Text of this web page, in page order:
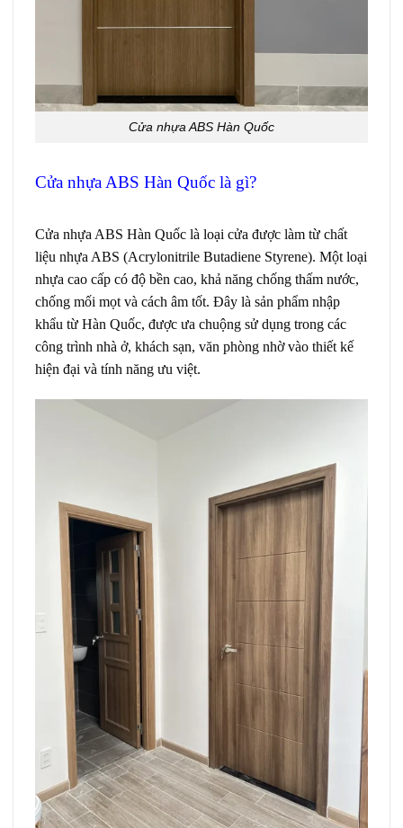
Cửa nhựa ABS Hàn Quốc
Cửa nhựa ABS Hàn Quốc là gì?
Cửa nhựa ABS Hàn Quốc là loại cửa được làm từ chất
liệu nhựa ABS (Acrylonitrile Butadiene Styrene). Một loại
nhựa cao cấp có độ bền cao, khả năng chống thấm nước,
chống mối mọt và cách âm tốt. Đây là sản phẩm nhập
khẩu từ Hàn Quốc, được ưa chuộng sử dụng trong các
công trình nhà ở, khách sạn, văn phòng nhờ vào thiết kế
hiện đại và tính năng ưu việt.